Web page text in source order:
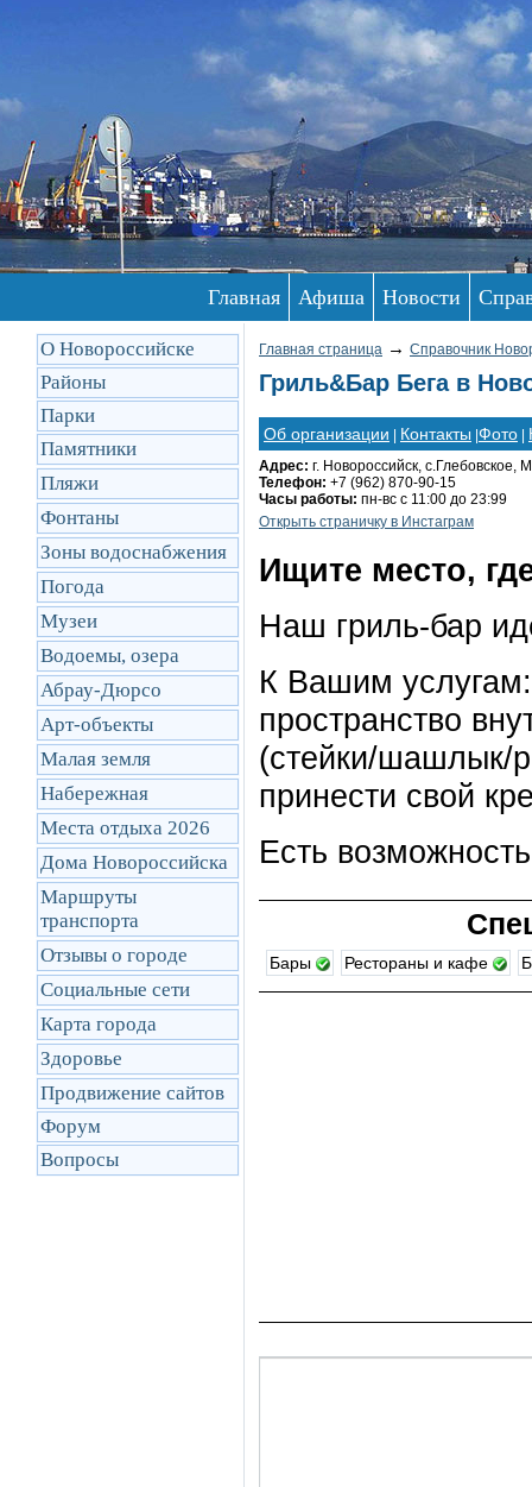
Главная Афиша Новости
О Новороссийске
Районы
Парки
Памятники
Пляжи
Фонтаны
Зоны водоснабжения
Погода
Музеи
Водоемы, озера
Абрау-Дюрсо
Арт-объекты
Малая земля
Набережная
Места отдыха 2026
Дома Новороссийска
Маршруты
транcпорта
Отзывы о городе
Социальные сети
Карта города
Здоровье
Продвижение сайтов
Форум
Вопросы
Главная страница → Справочник
Гриль&Бар Бега в
Об организации Контакты Фото
Адрес: г. Новороссийск, с.Глебовское,
Телефон: +7 (962) 870-90-15
Часы работы: пн-вс с 11:00 до 23:99
Открыть cтраничку в Инстаграм
Ищите место,
Наш гриль-бар
К Вашим услугам:
пространство
(стейки/шашлык/
принести свой
Есть
Бары Рестораны и кафе